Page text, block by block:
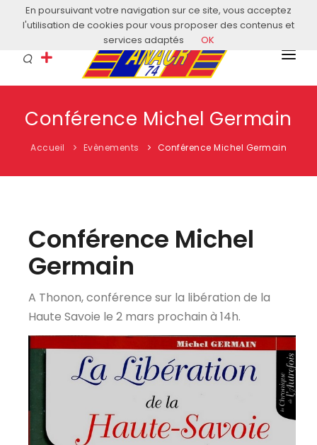
Courriel: contact@anacr74.fr
L’ANACR
EVÈNEMENTS
COMITÉS LOCAUX
RESSOURCES
Conférence Michel Germain
Accueil Evènements Conférence Michel Germain
Conférence Michel
Germain
A Thonon, conférence sur la libération de la
Haute Savoie le 2 mars prochain à 14h.
En poursuivant votre navigation sur ce site, vous acceptez
l'utilisation de cookies pour vous proposer des contenus et
services adaptés
OK